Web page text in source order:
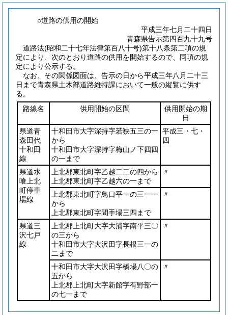
○道路の供用の開始
平成三年七月二十四日
青森県告示第四百九十九号
道路法(昭和二十七年法律第百八十号)第十八条第二項の規
定により、次のとおり道路の供用を開始するので、同項の規
定により公示する。
なお、その関係図面は、告示の日から平成三年八月二十三
日まで青森県土木部道路維持課において一般の縦覧に供す
る。
路線名
供用開始の区間
供用開始の期
日
県道青
森田代
十和田
線
十和田市大字深持字若狭五三の一
から
十和田市大字深持字梅山ノ下四四
の一まで
平成三・七・
四
県道水
喰上北
町停車
場線
上北郡東北町字乙越二二の四から
上北郡東北町字乙越六の一まで
〃
上北郡東北町字鳥口平一の三一一
から
上北郡東北町字間手場三四まで
〃
県道三
沢七戸
線
上北郡上北町大字大浦字南平三〇
の三から
十和田市大字大沢田字長根三一の
二まで
〃
十和田市大字大沢田字橋場八〇の
五から
上北郡上北町大字新館字有野部一
の七一まで
〃